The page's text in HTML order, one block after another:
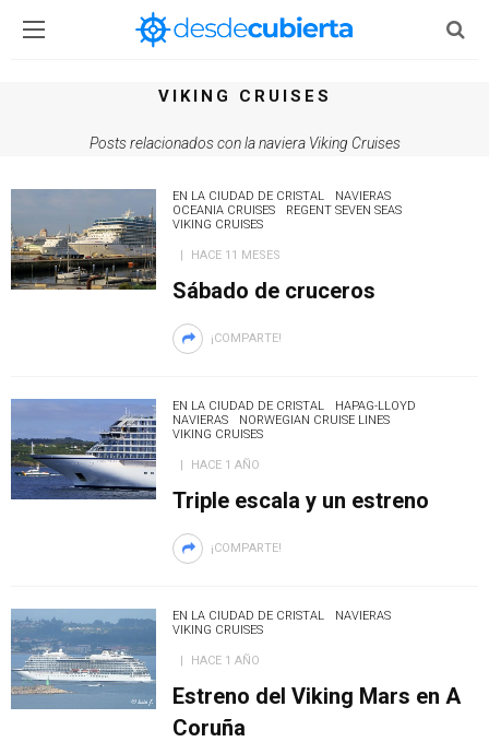
VIKING CRUISES
Posts relacionados con la naviera Viking Cruises
EN LA CIUDAD DE CRISTAL
NAVIERAS
OCEANIA CRUISES
REGENT SEVEN SEAS
VIKING CRUISES
HACE 11 MESES
Sábado de cruceros
¡COMPARTE!
EN LA CIUDAD DE CRISTAL
HAPAG-LLOYD
NAVIERAS
NORWEGIAN CRUISE LINES
VIKING CRUISES
HACE 1 AÑO
Triple escala y un estreno
¡COMPARTE!
EN LA CIUDAD DE CRISTAL
NAVIERAS
VIKING CRUISES
HACE 1 AÑO
Estreno del Viking Mars en A
Coruña